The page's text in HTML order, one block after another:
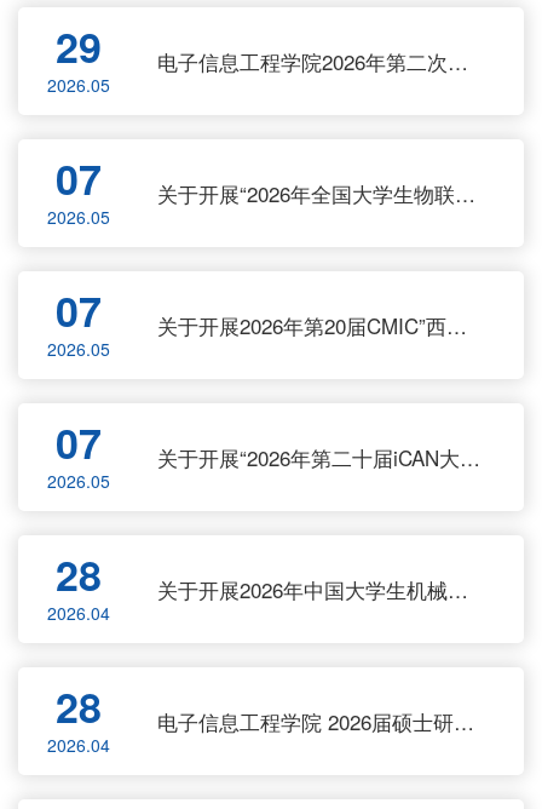
29
2026.05
电子信息工程学院2026年第二次博士招生 “申请-考核”考生名单
07
2026.05
关于开展“2026年全国大学生物联网设计竞赛”校内选拔赛的通知
07
2026.05
关于开展2026年第20届CMIC”西门子杯”竞赛西安工业大学校内选拔赛的通知
07
2026.05
关于开展“2026年第二十届iCAN大学生创新创业大赛”校内选拔赛的通知
28
2026.04
关于开展2026年中国大学生机械工程创新创意大赛-“明石杯” 微纳传感技术与智能应用赛校内选拔赛的通知
28
2026.04
电子信息工程学院 2026届硕士研究生学位论文答辩工作安排